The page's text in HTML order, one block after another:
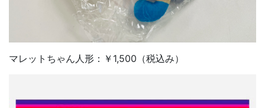
マレットちゃん人形：￥1,500（税込み）